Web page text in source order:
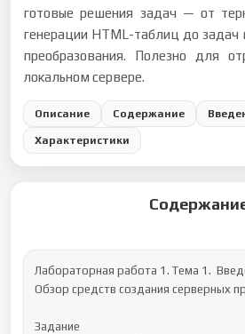
готовые решения задач — от
генерации HTML-таблиц до задач
преобразования. Полезно для
локальном сервере.
Описание Содержание
Характеристики
Лабораторная работа 1. Тема 1.
Обзор средств создания серверных
Задание